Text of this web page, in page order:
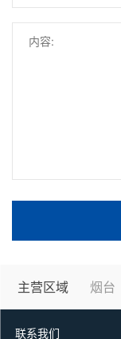
主营区域 烟台
联系我们